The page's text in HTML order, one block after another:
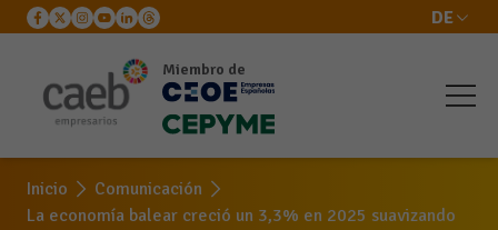
DE
Miembro de
Inicio
Comunicación
La economía balear creció un 3,3% en 2025 suavizando